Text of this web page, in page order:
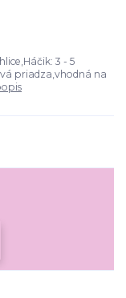
3 - 5
priadza,vhodná na